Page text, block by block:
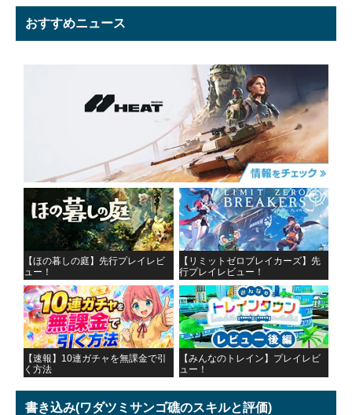
おすすめニュース
【ほの暮しの庭】先行プレイレビ
ュー！
【リミットゼロブレイカーズ】先
行プレイレビュー！
【速報】10連ガチャを無課金で引
く方法
【みんなのトレイン】プレイレビ
ュー！
書き込み(ワダツミサンゴ礁のスキルと評価)